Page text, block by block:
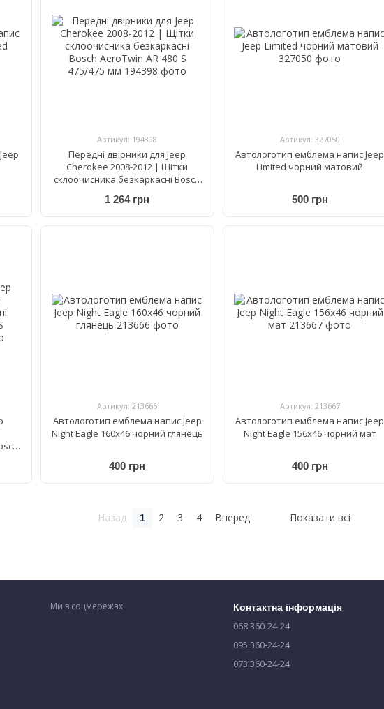
Артикул: 194398
Передні двірники для Jeep
Cherokee 2008-2012 | Щітки
склоочисника безкаркасні Bosch
1 264 грн
Артикул: 327050
Автологотип емблема напис Jeep
Limited чорний матовий
500 грн
Артикул: 213666
Автологотип емблема напис Jeep
Night Eagle 160x46 чорний глянець
400 грн
Артикул: 213667
Автологотип емблема напис Jeep
Night Eagle 156x46 чорний мат
400 грн
Назад 1 2 3 4 Вперед Показати всі
Ми в соцмережах Контактна інформація
068 360-24-24
095 360-24-24
073 360-24-24